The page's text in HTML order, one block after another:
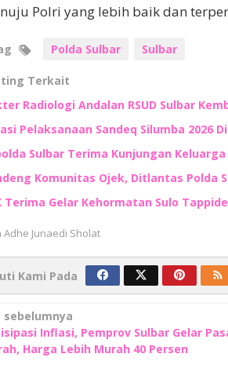
Polri yang lebih baik dan
Polda Sulbar Sulbar
Terkait
Radiologi Andalan RSUD Sulbar
Pelaksanaan Sandeq Silumba 2026
Sulbar Terima Kunjungan
Komunitas Ojek, Ditlantas Polda
Terima Gelar Kehormatan Sulo
Adhe Junaedi Sholat
Kami Pada
sebelumnya
Inflasi, Pemprov Sulbar Gelar
Harga Lebih Murah 40 Persen